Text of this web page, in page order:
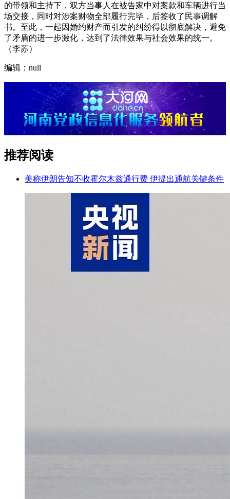
的带领和主持下，双方当事人在被告家中对案款和车辆进行当
场交接，同时对涉案财物全部履行完毕，后签收了民事调解
书。至此，一起因婚约财产而引发的纠纷得以彻底解决，避免
了矛盾的进一步激化，达到了法律效果与社会效果的统一。
（李苏）
编辑：null
推荐阅读
美称伊朗告知不收霍尔木兹通行费 伊提出通航关键条件